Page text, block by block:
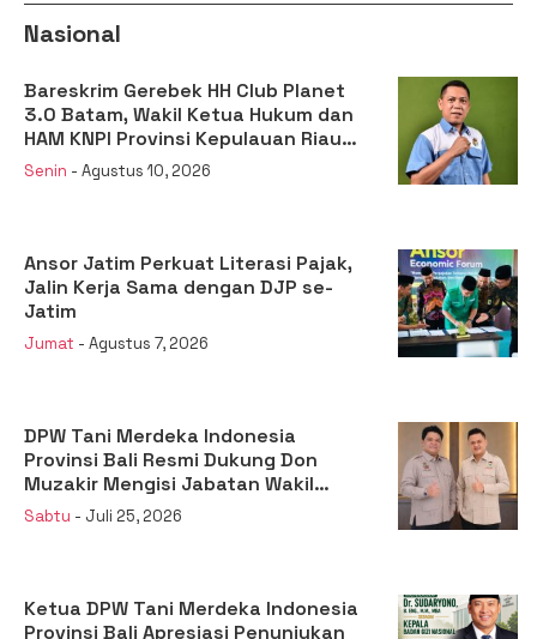
Nasional
Bareskrim Gerebek HH Club Planet
3.0 Batam, Wakil Ketua Hukum dan
HAM KNPI Provinsi Kepulauan Riau
mengapresiasi Polri
Senin - Agustus 10, 2026
Ansor Jatim Perkuat Literasi Pajak,
Jalin Kerja Sama dengan DJP se-
Jatim
Jumat - Agustus 7, 2026
DPW Tani Merdeka Indonesia
Provinsi Bali Resmi Dukung Don
Muzakir Mengisi Jabatan Wakil
Menteri Pertanian RI
Sabtu - Juli 25, 2026
Ketua DPW Tani Merdeka Indonesia
Provinsi Bali Apresiasi Penunjukan